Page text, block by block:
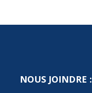
NOUS JOINDRE :